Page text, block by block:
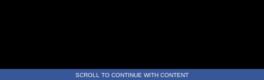
SCROLL TO CONTINUE WITH CONTENT